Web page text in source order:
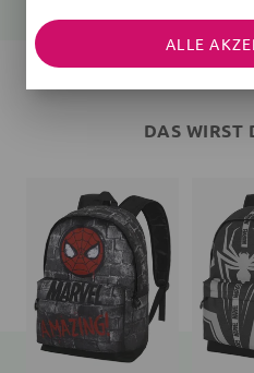
DAS WIRST
ALLE